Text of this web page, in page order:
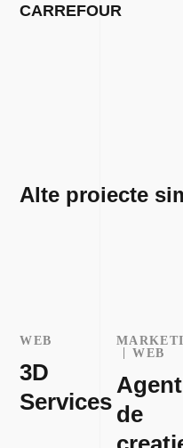
CARREFOUR
Alte proiecte
WEB
3D
Services
WEB
de